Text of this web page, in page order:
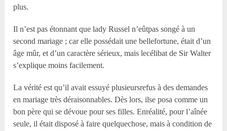
plus.
Il n’est pas étonnant que lady Russel n’eûtpas songé à un
second mariage ; car elle possédait une bellefortune, était d’un
âge mûr, et d’un caractère sérieux, mais lecélibat de Sir Walter
s’explique moins facilement.
La vérité est qu’il avait essuyé plusieursrefus à des demandes
en mariage très déraisonnables. Dès lors, ilse posa comme un
bon père qui se dévoue pour ses filles. Enréalité, pour l’aînée
seule, il était disposé à faire quelquechose, mais à condition de